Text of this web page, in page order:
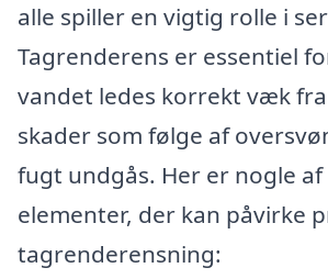
alle spiller en vigtig rolle i
Tagrenderens er essentiel
vandet ledes korrekt væk
skader som følge af
fugt undgås. Her er nogle af
elementer, der kan påvirke
tagrenderensning: